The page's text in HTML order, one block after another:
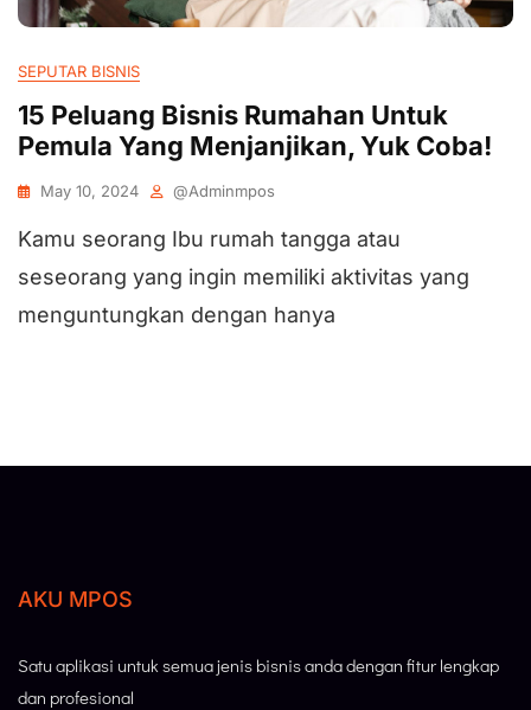
SEPUTAR BISNIS
15 Peluang Bisnis Rumahan Untuk
Pemula Yang Menjanjikan, Yuk Coba!
May 10, 2024 @adminmpos
Kamu seorang Ibu rumah tangga atau
seseorang yang ingin memiliki aktivitas yang
menguntungkan dengan hanya
AKU MPOS
Satu aplikasi untuk semua jenis bisnis anda dengan fitur lengkap
dan profesional